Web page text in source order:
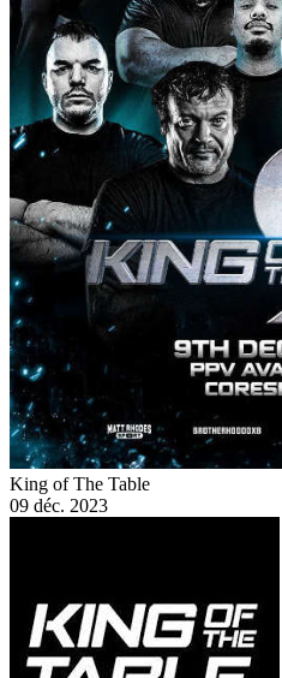
King of The Table
09 déc. 2023